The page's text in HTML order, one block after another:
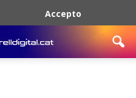
Accepto